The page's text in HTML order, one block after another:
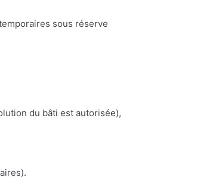
sous réserve
du bâti est autorisée),